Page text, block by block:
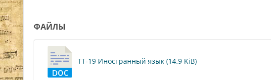
ФАЙЛЫ
ТТ-19 Иностранный язык (14.9 KiB)